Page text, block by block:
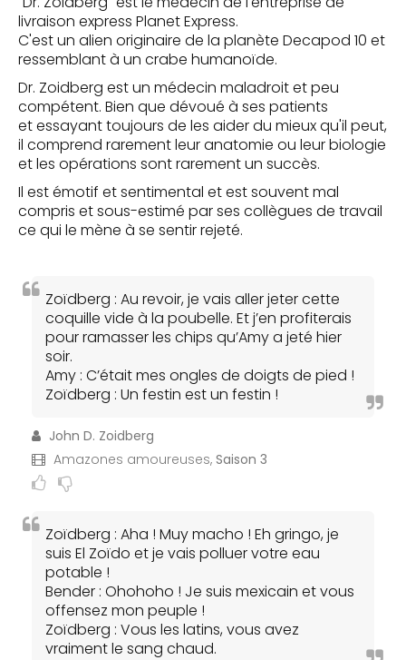
livraison express Planet Express.
C'est un alien originaire de la planète Decapod 10 et
ressemblant à un crabe humanoïde.
Dr. Zoidberg est un médecin maladroit et peu
compétent. Bien que dévoué à ses patients
et essayant toujours de les aider du mieux qu'il peut,
il comprend rarement leur anatomie ou leur biologie
et les opérations sont rarement un succès.
Il est émotif et sentimental et est souvent mal
compris et sous-estimé par ses collègues de travail
ce qui le mène à se sentir rejeté.
Zoïdberg : Au revoir, je vais aller jeter cette
coquille vide à la poubelle. Et j’en profiterais
pour ramasser les chips qu’Amy a jeté hier
soir.
Amy : C’était mes ongles de doigts de pied !
Zoïdberg : Un festin est un festin !
John D. Zoidberg
Amazones amoureuses, Saison 3
Zoïdberg : Aha ! Muy macho ! Eh gringo, je
suis El Zoïdo et je vais polluer votre eau
potable !
Bender : Ohohoho ! Je suis mexicain et vous
offensez mon peuple !
Zoïdberg : Vous les latins, vous avez
vraiment le sang chaud.